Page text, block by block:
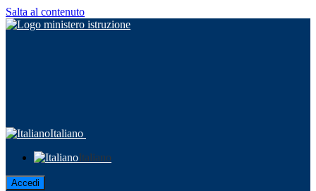
Salta al contenuto
Italiano
Italiano
Accedi